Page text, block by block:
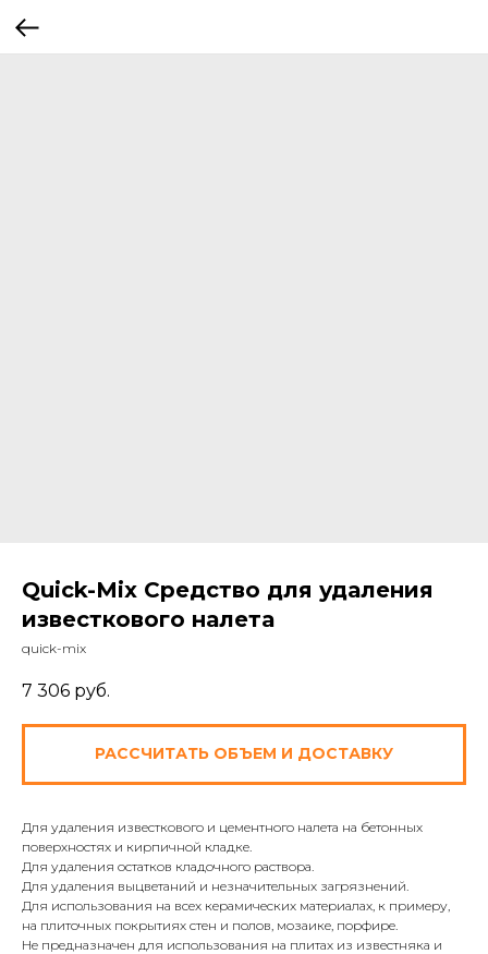
Quick-Mix Средство для удаления
известкового налета
quick-mix
7 306 руб.
РАССЧИТАТЬ ОБЪЕМ И ДОСТАВКУ
Для удаления известкового и цементного налета на бетонных
поверхностях и кирпичной кладке.
Для удаления остатков кладочного раствора.
Для удаления выцветаний и незначительных загрязнений.
Для использования на всех керамических материалах, к примеру,
на плиточных покрытиях стен и полов, мозаике, порфире.
Не предназначен для использования на плитах из известняка и